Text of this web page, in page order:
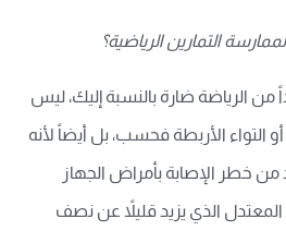
لممارسة التمارينالرياضية؟
من الرياضة ضارة بالنسبة إليك، ليس
التواء الأربطة فحسب، بل أيضاً لأنه
من خطر الإصابة بأمراض الجهاز
الذي يزيد قليلاً عن نصف